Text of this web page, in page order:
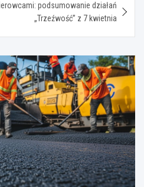
podsumowanie działań
„Trzeźwość” z 7 kwietnia